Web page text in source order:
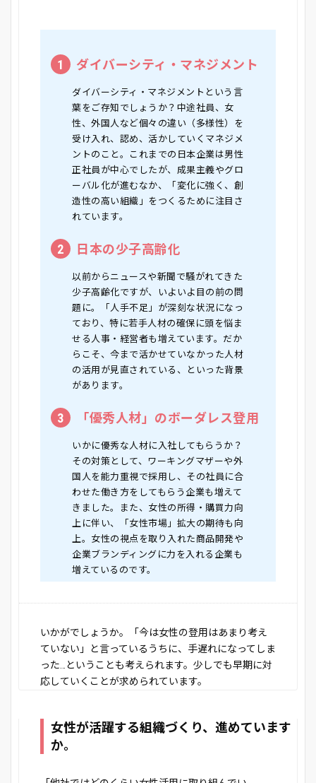
1 ダイバーシティ・マネジメント
ダイバーシティ・マネジメントという言
葉をご存知でしょうか？中途社員、女
性、外国人など個々の違い（多様性）を
受け入れ、認め、活かしていくマネジメ
ントのこと。これまでの日本企業は男性
正社員が中心でしたが、成果主義やグロ
ーバル化が進むなか、「変化に強く、創
造性の高い組織」をつくるために注目さ
れています。
2 日本の少子高齢化
以前からニュースや新聞で騒がれてきた
少子高齢化ですが、いよいよ目の前の問
題に。「人手不足」が深刻な状況になっ
ており、特に若手人材の確保に頭を悩ま
せる人事・経営者も増えています。だか
らこそ、今まで活かせていなかった人材
の活用が見直されている、といった背景
があります。
3 「優秀人材」のボーダレス登用
いかに優秀な人材に入社してもらうか？
その対策として、ワーキングマザーや外
国人を能力重視で採用し、その社員に合
わせた働き方をしてもらう企業も増えて
きました。また、女性の所得・購買力向
上に伴い、「女性市場」拡大の期待も向
上。女性の視点を取り入れた商品開発や
企業ブランディングに力を入れる企業も
増えているのです。
いかがでしょうか。「今は女性の登用はあまり考え
ていない」と言っているうちに、手遅れになってしま
った…ということも考えられます。少しでも早期に対
応していくことが求められています。
女性が活躍する組織づくり、進めています
か。